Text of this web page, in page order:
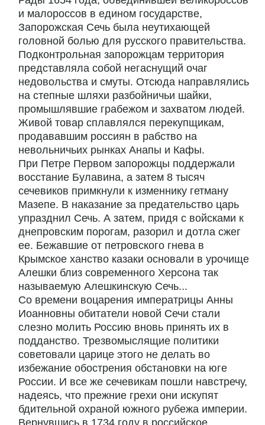
и малороссов в едином государстве,
Запорожская Сечь была неутихающей
головной болью для русского правительства.
Подконтрольная запорожцам территория
представляла собой негаснущий очаг
недовольства и смуты. Отсюда направлялись
на степные шляхи разбойничьи шайки,
промышлявшие грабежом и захватом людей.
Живой товар сплавлялся перекупщикам,
продававшим россиян в рабство на
невольничьих рынках Анапы и Кафы.
При Петре Первом запорожцы поддержали
восстание Булавина, а затем 8 тысяч
сечевиков примкнули к изменнику гетману
Мазепе. В наказание за предательство царь
упразднил Сечь. А затем, придя с войсками к
днепровским порогам, разорил и дотла сжег
ее. Бежавшие от петровского гнева в
Крымское ханство казаки основали в урочище
Алешки близ современного Херсона так
называемую Алешкинскую Сечь...
Со времени воцарения императрицы Анны
Иоанновны обитатели новой Сечи стали
слезно молить Россию вновь принять их в
подданство. Трезвомыслящие политики
советовали царице этого не делать во
избежание обострения обстановки на юге
России. И все же сечевикам пошли навстречу,
надеясь, что прежние грехи они искупят
бдительной охраной южного рубежа империи.